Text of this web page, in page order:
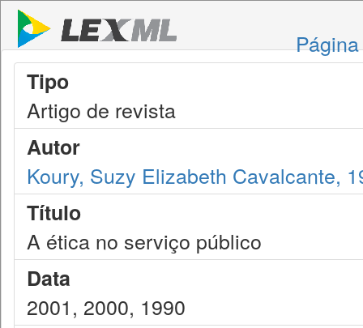
Tipo
Artigo de revista
Autor
Koury, Suzy Elizabeth Cavalcante,
Título
A ética no serviço público
Data
2001, 2000, 1990